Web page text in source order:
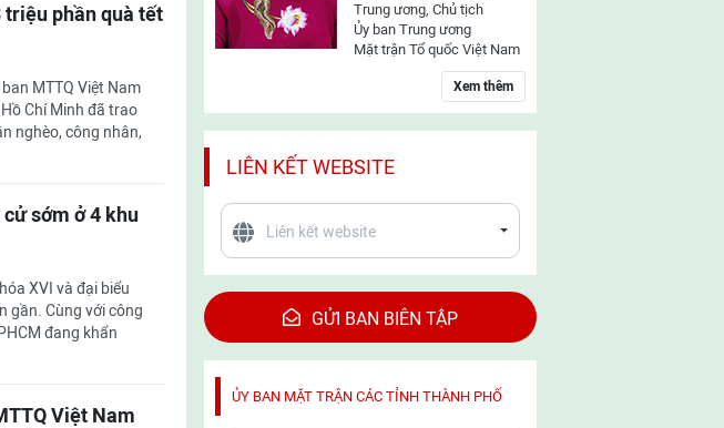
triệu phần quà tết
MTTQ Việt Nam
Chí Minh đã trao
nghèo, công nhân,
sớm ở 4 khu
XVI và đại biểu
gần. Cùng với công
đang khẩn
Việt Nam
Trung ương, Chủ tịch
Ủy ban Trung ương
Mặt trận Tổ quốc Việt Nam
Xem thêm
LIÊN KẾT WEBSITE
GỬI BAN BIÊN TẬP
ỦY BAN MẶT TRẬN CÁC TỈNH THÀNH PHỐ